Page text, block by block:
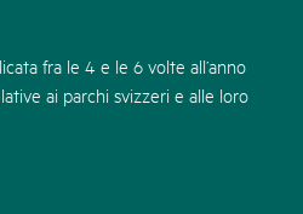
fra le 4 e le 6 volte all’anno
ai parchi svizzeri e alle loro